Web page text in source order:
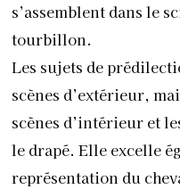
s’assemblent dans le
tourbillon.
Les sujets de
scènes d’extérieur,
scènes d’intérieur et
le drapé. Elle excelle
représentation du